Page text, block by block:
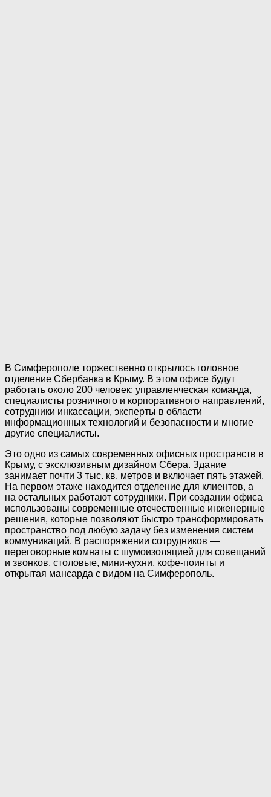
В Симферополе торжественно открылось головное
отделение Сбербанка в Крыму. В этом офисе будут
работать около 200 человек: управленческая команда,
специалисты розничного и корпоративного направлений,
сотрудники инкассации, эксперты в области
информационных технологий и безопасности и многие
другие специалисты.
Это одно из самых современных офисных пространств в
Крыму, с эксклюзивным дизайном Сбера. Здание
занимает почти 3 тыс. кв. метров и включает пять этажей.
На первом этаже находится отделение для клиентов, а
на остальных работают сотрудники. При создании офиса
использованы современные отечественные инженерные
решения, которые позволяют быстро трансформировать
пространство под любую задачу без изменения систем
коммуникаций. В распоряжении сотрудников —
переговорные комнаты с шумоизоляцией для совещаний
и звонков, столовые, мини-кухни, кофе-поинты и
открытая мансарда с видом на Симферополь.